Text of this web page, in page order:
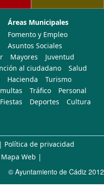
Áreas Municipales
Fomento y Empleo
Asuntos Sociales
Mayores
Juventud
al ciudadano
Salud
Hacienda
Turismo
Tráfico
Personal
Fiestas Deportes
Cultura
| Política de privacidad
Mapa Web |
© Ayuntamiento de Cádiz 2012